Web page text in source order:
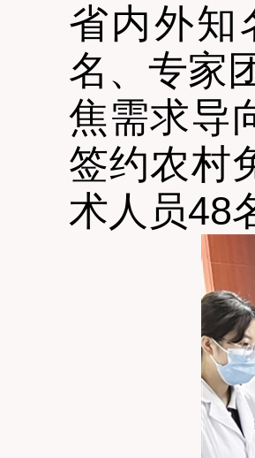
省内外知
名、专家
焦需求导
签约农村
术人员48